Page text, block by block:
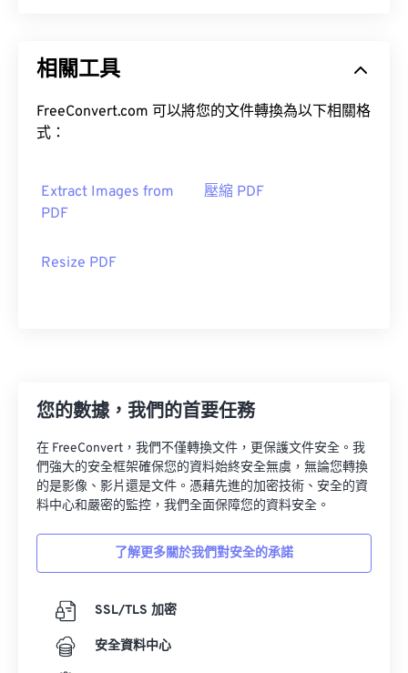
相關工具
FreeConvert.com 可以將您的文件轉換為以下相關格
式：
Extract Images from
PDF
壓縮 PDF
Resize PDF
您的數據，我們的首要任務
在 FreeConvert，我們不僅轉換文件，更保護文件安全。我
們強大的安全框架確保您的資料始終安全無虞，無論您轉換
的是影像、影片還是文件。憑藉先進的加密技術、安全的資
料中心和嚴密的監控，我們全面保障您的資料安全。
了解更多關於我們對安全的承諾
SSL/TLS 加密
安全資料中心